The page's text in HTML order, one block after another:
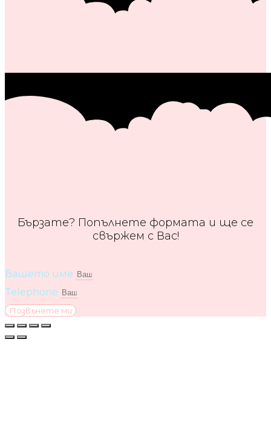
Бързате? Попълнете формата и ще се
свържем с Вас!
Вашето име
Telephone
Позвънете ми